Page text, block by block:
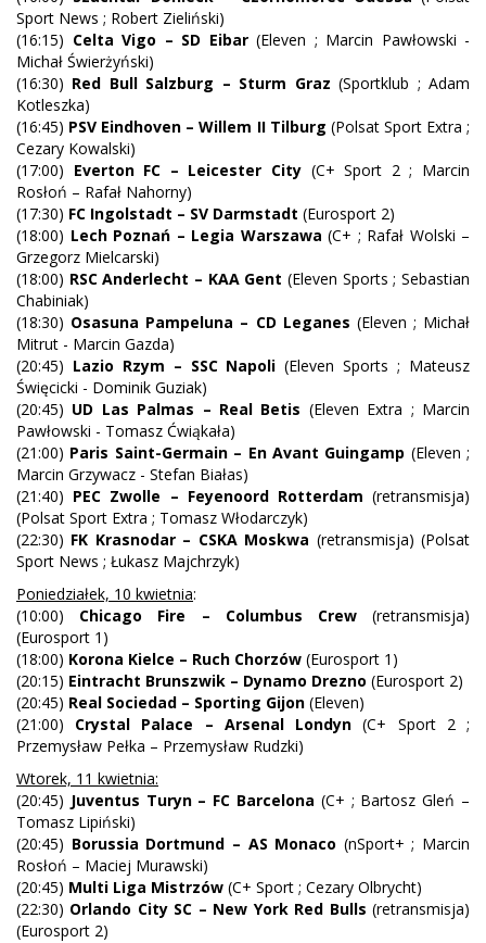
Sport News ; Robert Zieliński)
(16:15) Celta Vigo – SD Eibar(Eleven ; Marcin Pawłowski -
Michał Świerżyński)
(16:30) Red Bull Salzburg – Sturm Graz (Sportklub ; Adam
Kotleszka)
(16:45) PSV Eindhoven – Willem II Tilburg (Polsat Sport Extra ;
Cezary Kowalski)
(17:00) Everton FC – Leicester City (C+ Sport 2 ; Marcin
Rosłoń – Rafał Nahorny)
(17:30) FC Ingolstadt – SV Darmstadt (Eurosport 2)
(18:00) Lech Poznań – Legia Warszawa (C+ ; Rafał Wolski –
Grzegorz Mielcarski)
(18:00) RSC Anderlecht – KAA Gent (Eleven Sports ; Sebastian
Chabiniak)
(18:30) Osasuna Pampeluna – CD Leganes (Eleven ; Michał
Mitrut - Marcin Gazda)
(20:45) Lazio Rzym – SSC Napoli (Eleven Sports ; Mateusz
Święcicki - Dominik Guziak)
(20:45) UD Las Palmas – Real Betis (Eleven Extra ; Marcin
Pawłowski - Tomasz Ćwiąkała)
(21:00) Paris Saint-Germain – En Avant Guingamp (Eleven ;
Marcin Grzywacz - Stefan Białas)
(21:40) PEC Zwolle – Feyenoord Rotterdam (retransmisja)
(Polsat Sport Extra ; Tomasz Włodarczyk)
(22:30) FK Krasnodar – CSKA Moskwa (retransmisja) (Polsat
Sport News ; Łukasz Majchrzyk)
Poniedziałek, 10 kwietnia:
(10:00) Chicago Fire – Columbus Crew(retransmisja)
(Eurosport 1)
(18:00) Korona Kielce – Ruch Chorzów (Eurosport 1)
(20:15) Eintracht Brunszwik – Dynamo Drezno (Eurosport 2)
(20:45) Real Sociedad – Sporting Gijon (Eleven)
(21:00) Crystal Palace – Arsenal Londyn (C+ Sport 2 ;
Przemysław Pełka – Przemysław Rudzki)
Wtorek, 11 kwietnia:
(20:45) Juventus Turyn – FC Barcelona (C+ ; Bartosz Gleń –
Tomasz Lipiński)
(20:45) Borussia Dortmund – AS Monaco (nSport+ ; Marcin
Rosłoń – Maciej Murawski)
(20:45) Multi Liga Mistrzów (C+ Sport ; Cezary Olbrycht)
(22:30) Orlando City SC – New York Red Bulls (retransmisja)
(Eurosport 2)